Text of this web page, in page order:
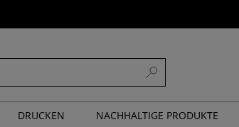
DRUCKEN NACHHALTIGE PRODUKTE